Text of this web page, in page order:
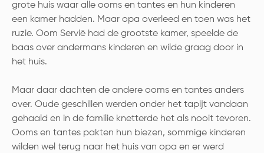
grote huis waar alle ooms en tantes en hun kinderen
een kamer hadden. Maar opa overleed en toen was het
ruzie. Oom Servië had de grootste kamer, speelde de
baas over andermans kinderen en wilde graag door in
het huis.
Maar daar dachten de andere ooms en tantes anders
over. Oude geschillen werden onder het tapijt vandaan
gehaald en in de familie knetterde het als nooit tevoren.
Ooms en tantes pakten hun biezen, sommige kinderen
wilden wel terug naar het huis van opa en er werd